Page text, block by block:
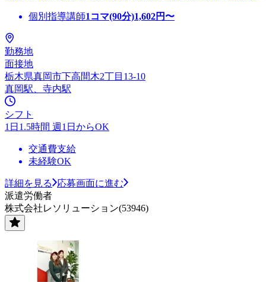
個別指導講師1コマ(90分)1,602円〜
勤務地
面接地
栃木県真岡市下高間木2丁目13-10
真岡駅、寺内駅
シフト
1日1.5時間 週1日からOK
交通費支給
未経験OK
詳細を見る
応募画面に進む
派遣労働者
株式会社レソリューション(53946)